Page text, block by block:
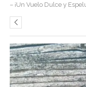
– ¡Un Vuelo Dulce y